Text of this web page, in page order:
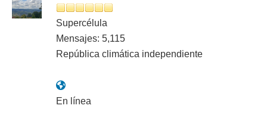
Supercélula
Mensajes: 5,115
República climática independiente
En línea